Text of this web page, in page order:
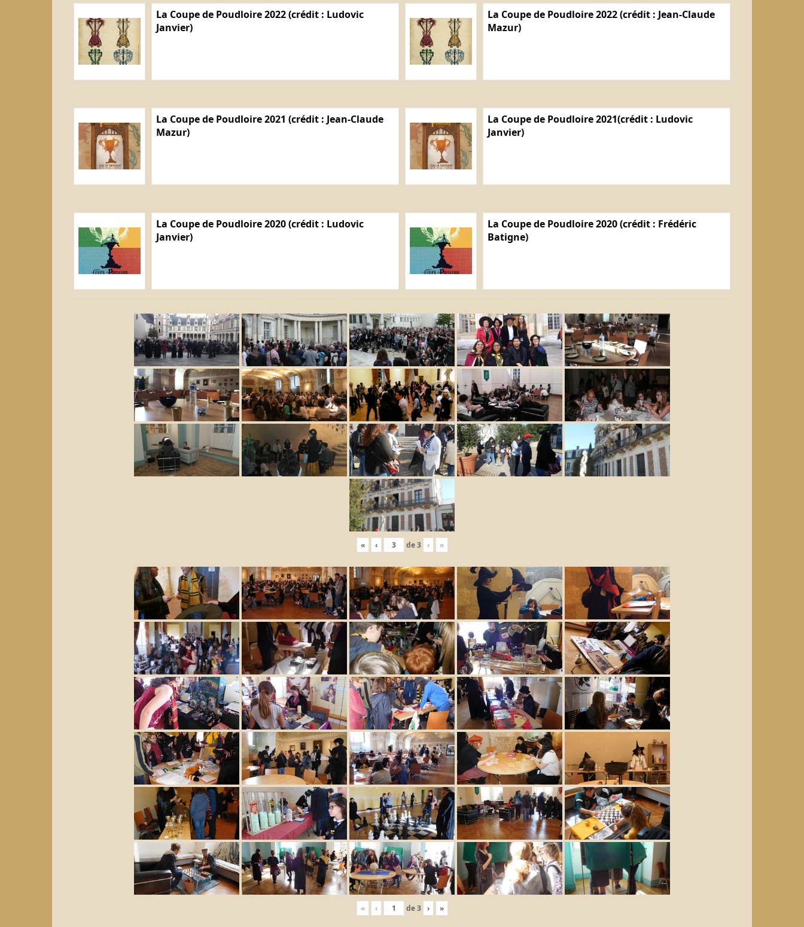
La Coupe de Poudloire 2022 (crédit : Ludovic
Janvier)
La Coupe de Poudloire 2022 (crédit : Jean-Claude
Mazur)
La Coupe de Poudloire 2021 (crédit : Jean-Claude
Mazur)
La Coupe de Poudloire 2021(crédit : Ludovic
Janvier)
La Coupe de Poudloire 2020 (crédit : Ludovic
Janvier)
La Coupe de Poudloire 2020 (crédit : Frédéric
Batigne)
« ‹ de3 › »
« ‹ de3 › »